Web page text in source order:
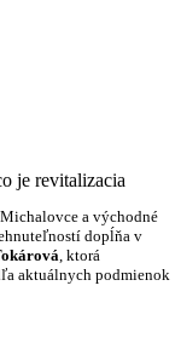
a východné
dopĺňa v
, ktorá
aktuálnych podmienok